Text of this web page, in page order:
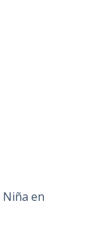
en